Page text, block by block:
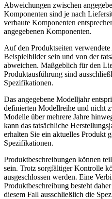
Abweichungen zwischen
Komponenten sind je nach
verbaute Komponenten
angegebenen Komponenten.
Auf den Produktseiten
Beispielbilder sein und von der
abweichen. Maßgeblich für den
Produktausführung sind
Spezifikationen.
Das angegebene Modelljahr
definierten Modellreihe und nicht
Modelle über mehrere Jahre
kann das tatsächliche
erhalten Sie ein aktuelles Produkt
Spezifikationen.
Produktbeschreibungen können
sein. Trotz sorgfältiger Kontrolle
ausgeschlossen werden. Eine
Produktbeschreibung besteht
diesem Fall ausschließlich die